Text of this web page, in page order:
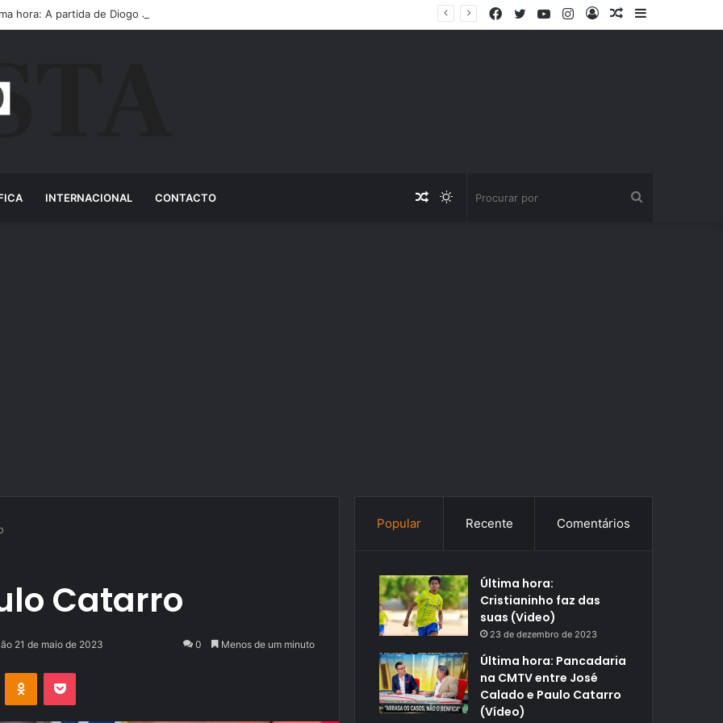
hora: A partida de Diogo Jota ainda é motivo de choro
Barra
Artigo
Entrar
Instagram
YouTube
Twitter
Facebook
INTERNACIONAL CONTACTO Switch
Artigo
Catarro
21 de maio de 2023 0 Menos de um minuto
OK Pocket
Popular Recente Comentários
Última hora:
Cristianinho faz das
suas (Video)
23 de dezembro de 2023
Última hora: Pancadaria
na CMTV entre José
Calado e Paulo Catarro
(Vídeo)